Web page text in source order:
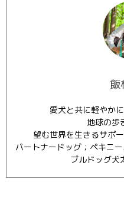
飯
愛犬と共に軽やか
地球の歩
望む世界を生きるサポ
パートナードッグ；ペキニ
ブルドッグ犬